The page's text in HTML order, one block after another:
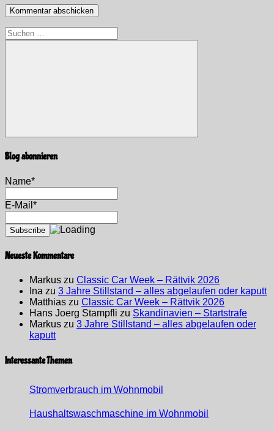
Suchen
nach:
Suchen
Blog abonnieren
Name*
E-Mail*
Neueste Kommentare
Markus zu Classic Car Week – Rättvik 2026
Ina zu 3 Jahre Stillstand – alles abgelaufen oder kaputt
Matthias zu Classic Car Week – Rättvik 2026
Hans Joerg Stampfli zu Skandinavien – Startstrafe
Markus zu 3 Jahre Stillstand – alles abgelaufen oder
kaputt
Interessante Themen
Stromverbrauch im Wohnmobil
Haushaltswaschmaschine im Wohnmobil